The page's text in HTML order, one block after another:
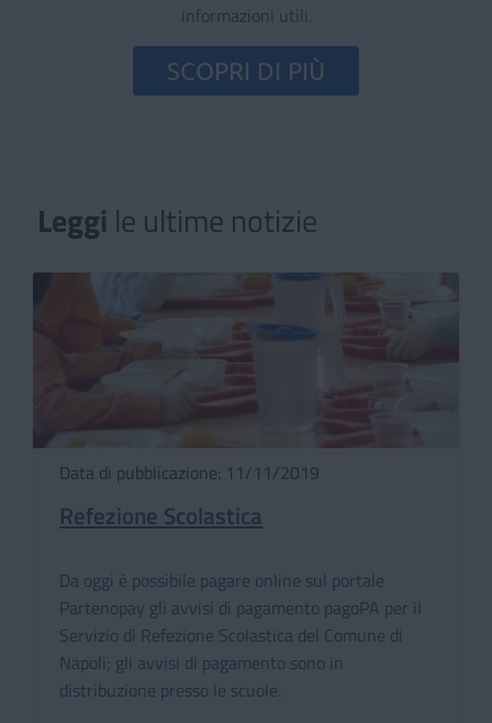
informazioni utili.
SCOPRI DI PIÙ
Leggi le ultime notizie
Leggi le ultime notizie
Data di pubblicazione: 11/11/2019
Refezione Scolastica
Da oggi è possibile pagare online sul portale
Partenopay gli avvisi di pagamento pagoPA per il
Servizio di Refezione Scolastica del Comune di
Napoli; gli avvisi di pagamento sono in
distribuzione presso le scuole.